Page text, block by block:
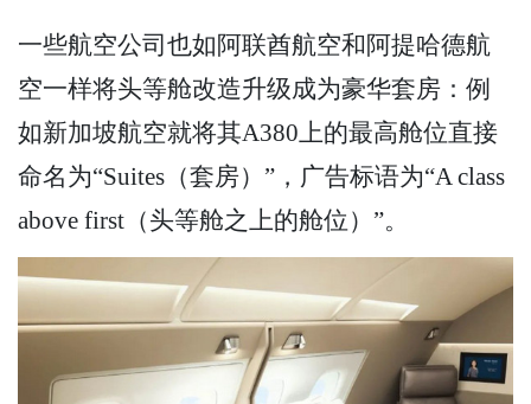
一些航空公司也如阿联酋航空和阿提哈德航
空一样将头等舱改造升级成为豪华套房：例
如新加坡航空就将其A380上的最高舱位直接
命名为“Suites（套房）”，广告标语为“A class
above first（头等舱之上的舱位）”。